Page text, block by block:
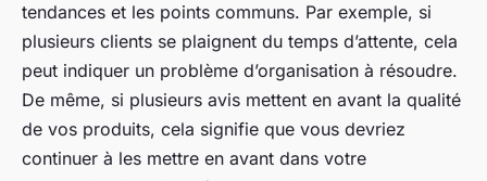
tendances et les points communs. Par exemple, si
plusieurs clients se plaignent du temps d’attente, cela
peut indiquer un problème d’organisation à résoudre.
De même, si plusieurs avis mettent en avant la qualité
de vos produits, cela signifie que vous devriez
continuer à les mettre en avant dans votre